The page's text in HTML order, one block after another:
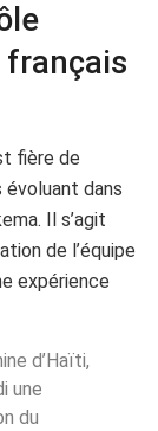
français
fière de
évoluant dans
Il s’agit
de l’équipe
expérience
d’Haïti,
une
du